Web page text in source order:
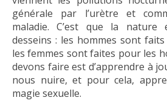
générale par l’urètre et
maladie. C’est que la nature
desseins : les hommes sont
les femmes sont faites pour les
devons faire est d’apprendre à
nous nuire, et pour cela,
magie sexuelle.